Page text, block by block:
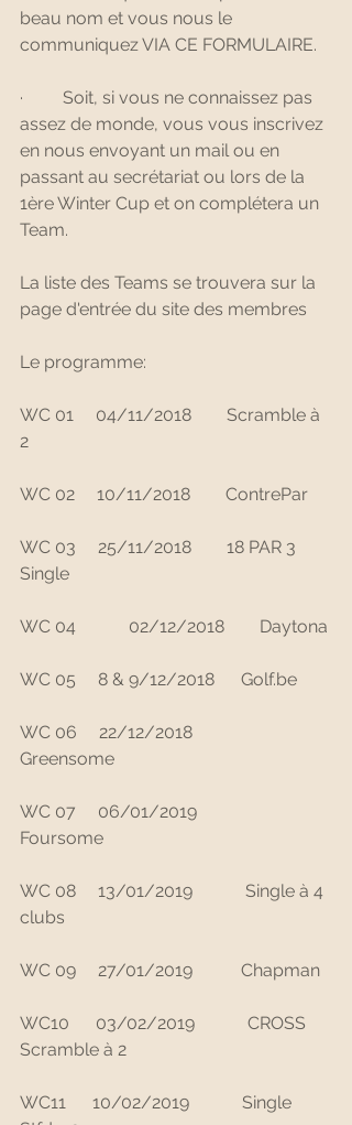
beau nom et vous nous le
communiquez VIA CE FORMULAIRE.
·         Soit, si vous ne connaissez pas
assez de monde, vous vous inscrivez
en nous envoyant un mail ou en
passant au secrétariat ou lors de la
1ère Winter Cup et on complétera un
Team.
La liste des Teams se trouvera sur la
page d'entrée du site des membres
Le programme:
WC 01     04/11/2018        Scramble à
2
WC 02     10/11/2018        ContrePar
WC 03     25/11/2018        18 PAR 3
Single
WC 04            02/12/2018        Daytona
WC 05     8 & 9/12/2018      Golf.be
WC 06     22/12/2018
Greensome
WC 07     06/01/2019
Foursome
WC 08     13/01/2019            Single à 4
clubs
WC 09     27/01/2019           Chapman
WC10      03/02/2019            CROSS
Scramble à 2
WC11      10/02/2019            Single